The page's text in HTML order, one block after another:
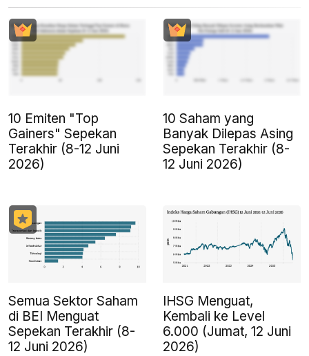
10 Emiten "Top
Gainers" Sepekan
Terakhir (8-12 Juni
2026)
10 Saham yang
Banyak Dilepas Asing
Sepekan Terakhir (8-
12 Juni 2026)
Semua Sektor Saham
di BEI Menguat
Sepekan Terakhir (8-
12 Juni 2026)
IHSG Menguat,
Kembali ke Level
6.000 (Jumat, 12 Juni
2026)